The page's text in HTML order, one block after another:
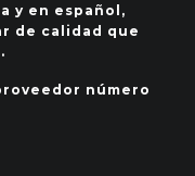
y en español,
de calidad que
número